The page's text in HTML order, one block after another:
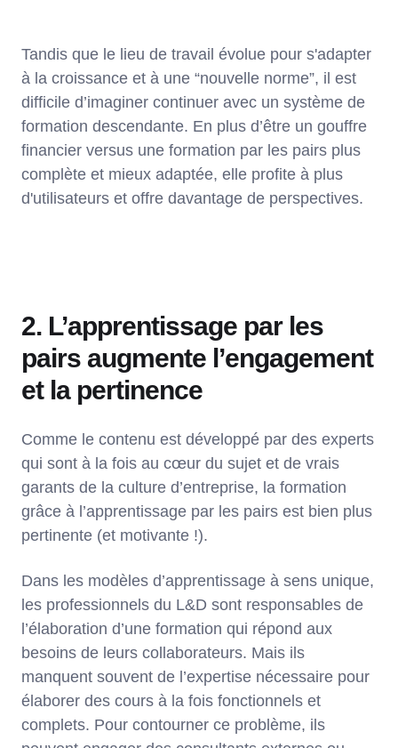
Tandis que le lieu de travail évolue pour s'adapter
à la croissance et à une “nouvelle norme”, il est
difficile d’imaginer continuer avec un système de
formation descendante. En plus d’être un gouffre
financier versus une formation par les pairs plus
complète et mieux adaptée, elle profite à plus
d'utilisateurs et offre davantage de perspectives.
2. L’apprentissage par les
pairs augmente l’engagement
et la pertinence
Comme le contenu est développé par des experts
qui sont à la fois au cœur du sujet et de vrais
garants de la culture d’entreprise, la formation
grâce à l’apprentissage par les pairs est bien plus
pertinente (et motivante !).
Dans les modèles d’apprentissage à sens unique,
les professionnels du L&D sont responsables de
l’élaboration d’une formation qui répond aux
besoins de leurs collaborateurs. Mais ils
manquent souvent de l’expertise nécessaire pour
élaborer des cours à la fois fonctionnels et
complets. Pour contourner ce problème, ils